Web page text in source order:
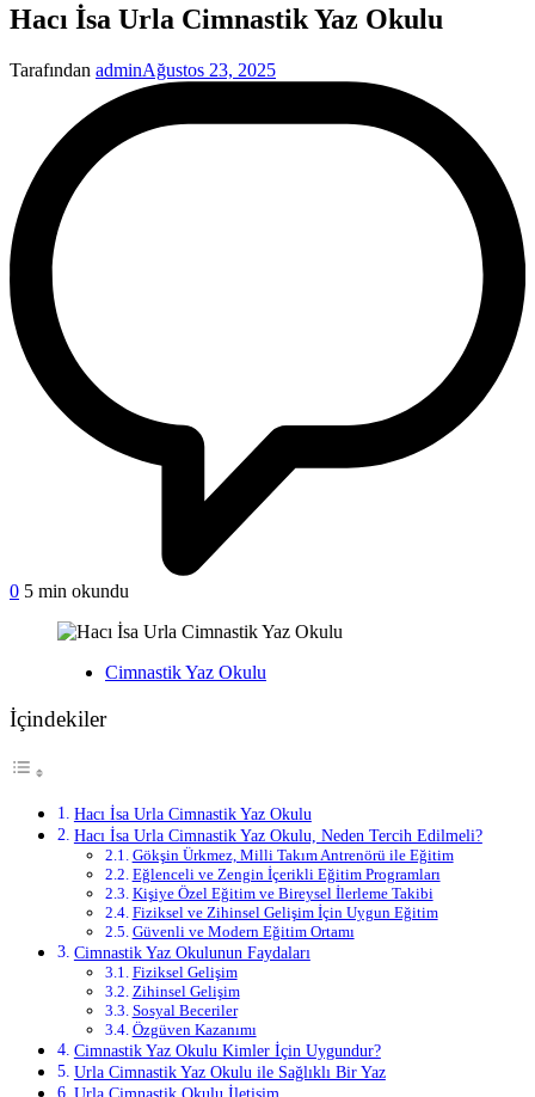
Hacı İsa Urla Cimnastik Yaz Okulu
Tarafından adminAğustos 23, 2025
0 on
Cimnastik
Okulu
5 min okundu
YayınlananCimnastik Yaz Okulu
İçindekiler
Hacı İsa Urla Cimnastik Yaz Okulu
Hacı İsa Urla Cimnastik Yaz Okulu, Neden Tercih Edilmeli?
Gökşin Ürkmez, Milli Takım Antrenörü ile Eğitim
Eğlenceli ve Zengin İçerikli Eğitim Programları
Kişiye Özel Eğitim ve Bireysel İlerleme Takibi
Fiziksel ve Zihinsel Gelişim İçin Uygun Eğitim
Güvenli ve Modern Eğitim Ortamı
Cimnastik Yaz Okulunun Faydaları
Fiziksel Gelişim
Zihinsel Gelişim
Sosyal Beceriler
Özgüven Kazanımı
Cimnastik Yaz Okulu Kimler İçin Uygundur?
Urla Cimnastik Yaz Okulu ile Sağlıklı Bir Yaz